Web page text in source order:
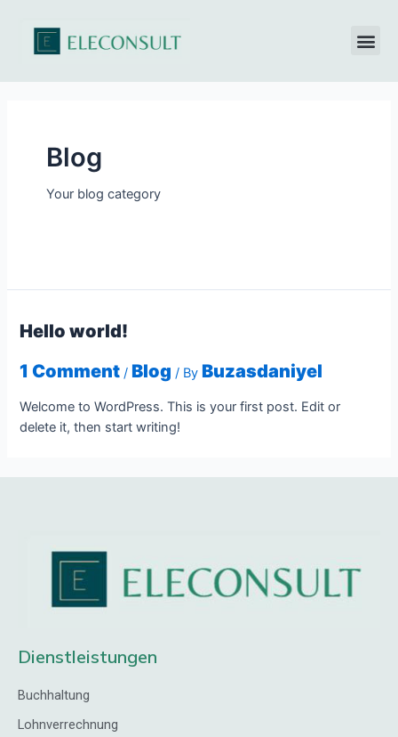
Blog
Your blog category
Hello world!
1 Comment / Blog / By Buzasdaniyel
Welcome to WordPress. This is your first post. Edit or
delete it, then start writing!
Dienstleistungen
Buchhaltung
Lohnverrechnung